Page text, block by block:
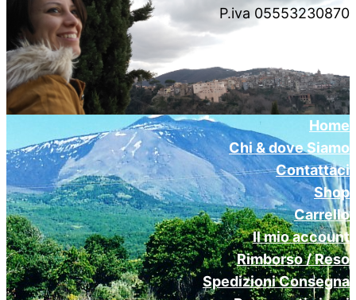
P.iva 05553230870
Home
Chi & dove Siamo
Contattaci
Shop
Carrello
Il mio account
Rimborso / Reso
Spedizioni Consegna